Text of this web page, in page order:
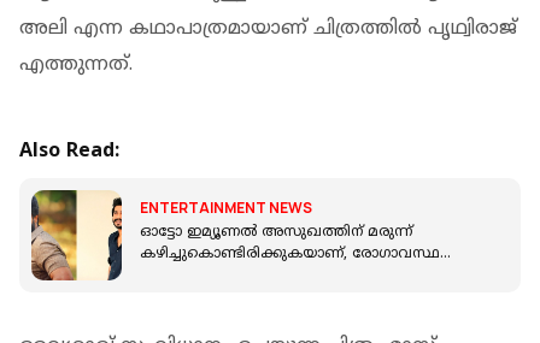
അലി എന്ന കഥാപാത്രമായാണ് ചിത്രത്തിൽ പൃഥ്വിരാജ്
എത്തുന്നത്.
Also Read:
ENTERTAINMENT NEWS
ഓട്ടോ ഇമ്യൂണല്‍ അസുഖത്തിന് മരുന്ന്
കഴിച്ചുകൊണ്ടിരിക്കുകയാണ്, രോഗാവസ്ഥ